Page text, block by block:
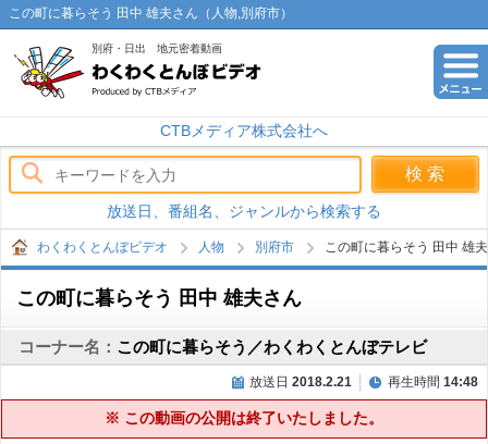
この町に暮らそう 田中 雄夫さん（人物,別府市）
別府・日出 地元密着動画
CTBメディア株式会社へ
放送日、番組名、ジャンルから検索する
わくわくとんぼビデオ 人物 別府市 この町に暮らそう 田中 雄
この町に暮らそう 田中 雄夫さん
コーナー名： この町に暮らそう／わくわくとんぼテレビ
放送日 2018.2.21 再生時間 14:48
※ この動画の公開は終了いたしました。